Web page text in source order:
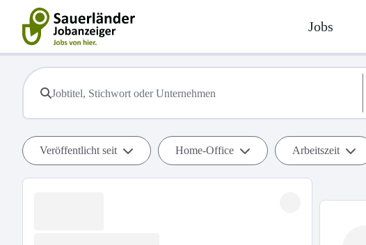
Jobs
Veröffentlicht seit Home-Office Arbeitszeit